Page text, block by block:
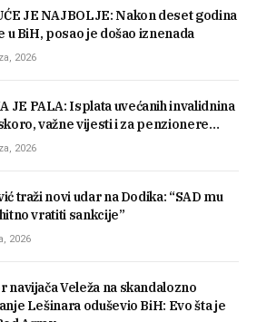
JE NAJBOLJE: Nakon deset godina
u BiH, posao je došao iznenada
2026
JE PALA: Isplata uvećanih invalidnina
važne vijesti i za penzionere…
2026
traži novi udar na Dodika: “SAD mu
vratiti sankcije”
2026
navijača Veleža na skandalozno
Lešinara oduševio BiH: Evo šta je